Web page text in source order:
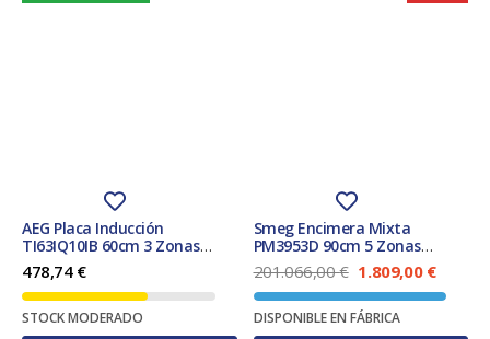
AEG Placa Inducción
TI63IQ10IB 60cm 3 Zonas
SenseBoil® Hob2Hood
478,74 €
STOCK MODERADO
Smeg Encimera Mixta
PM3953D 90cm 5 Zonas
Inducción y Gas Natural
Estética Clásica Negra
201.066,00€ E
l
p
r
1.809,00 €E
l
p
DISPONIBLE EN FÁBRICA